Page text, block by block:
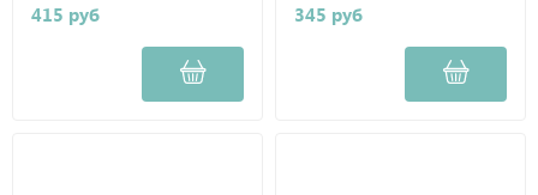
415 руб 345 руб